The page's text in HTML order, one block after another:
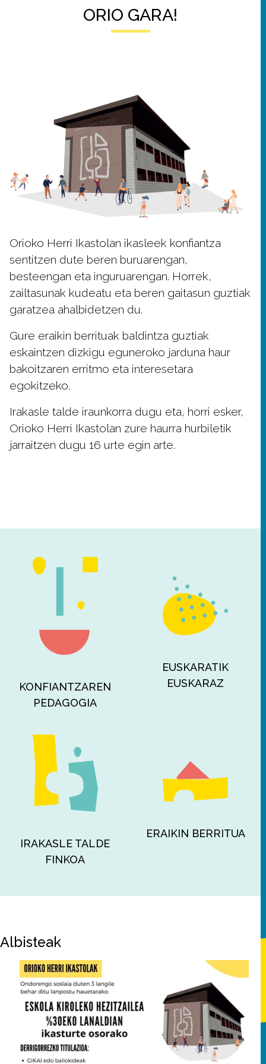
ORIO GARA!
Orioko Herri Ikastolan ikasleek konfiantza
sentitzen dute beren buruarengan,
besteengan eta inguruarengan. Horrek,
zailtasunak kudeatu eta beren gaitasun guztiak
garatzea ahalbidetzen du.
Gure eraikin berrituak baldintza guztiak
eskaintzen dizkigu eguneroko jarduna haur
bakoitzaren erritmo eta interesetara
egokitzeko.
Irakasle talde iraunkorra dugu eta, horri esker,
Orioko Herri Ikastolan zure haurra hurbiletik
jarraitzen dugu 16 urte egin arte.
KONFIANTZAREN
PEDAGOGIA
EUSKARATIK
EUSKARAZ
IRAKASLE TALDE
FINKOA
ERAIKIN BERRITUA
Albisteak